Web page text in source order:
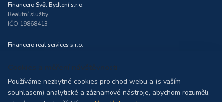
Financero Svět Bydlení s.r.o.
Realitní služby
IČO 19868413
Financero real services s.r.o.
IČO 11813300
Společné sídlo: Nové sady 988/2, 602 00 Brno
Cookies a měření návštěvnosti
Používáme nezbytné cookies pro chod webu a (s vaším
souhlasem) analytické a záznamové nástroje, abychom rozuměli,